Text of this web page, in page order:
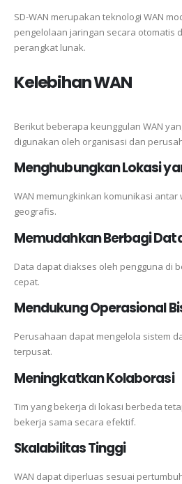
SD-WAN merupakan teknologi WAN
pengelolaan jaringan secara otomatis
perangkat lunak.
Kelebihan WAN
Berikut beberapa keunggulan WAN
digunakan oleh organisasi dan
Menghubungkan Lokasi
WAN memungkinkan komunikasi
geografis.
Memudahkan Berbagi
Data dapat diakses oleh pengguna di
cepat.
Mendukung Operasional
Perusahaan dapat mengelola sistem
terpusat.
Meningkatkan Kolaborasi
Tim yang bekerja di lokasi berbeda
bekerja sama secara efektif.
Skalabilitas Tinggi
WAN dapat diperluas sesuai